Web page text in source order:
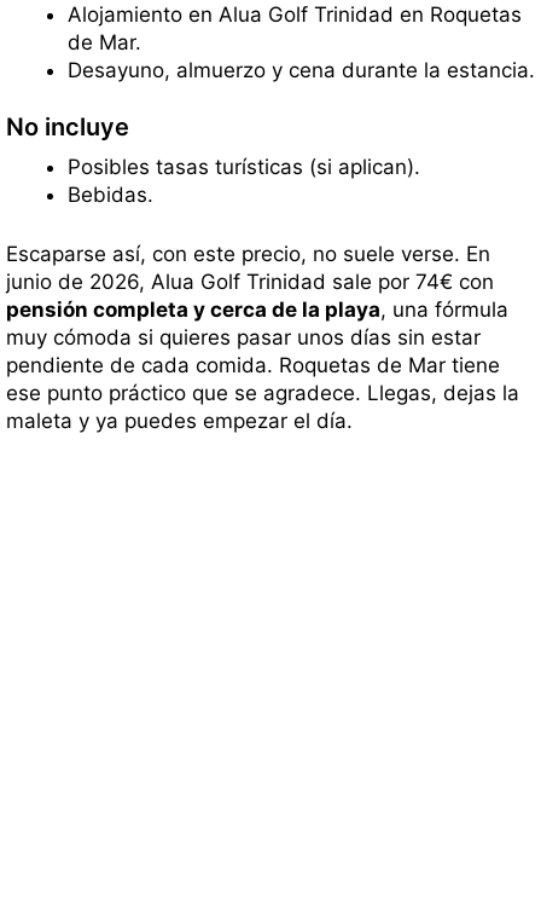
Alojamiento en Alua Golf Trinidad en Roquetas
de Mar.
Desayuno, almuerzo y cena durante la estancia.
No incluye
Posibles tasas turísticas (si aplican).
Bebidas.
Escaparse así, con este precio, no suele verse. En
junio de 2026, Alua Golf Trinidad sale por 74€ con
pensión completa y cerca de la playa, una fórmula
muy cómoda si quieres pasar unos días sin estar
pendiente de cada comida. Roquetas de Mar tiene
ese punto práctico que se agradece. Llegas, dejas la
maleta y ya puedes empezar el día.